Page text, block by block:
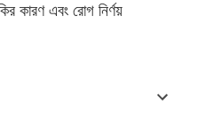
কারণ এবং রোগ নির্ণয়